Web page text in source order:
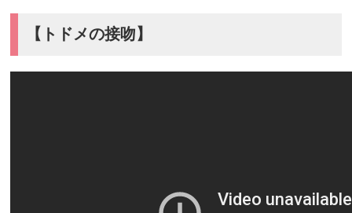
【トドメの接吻】